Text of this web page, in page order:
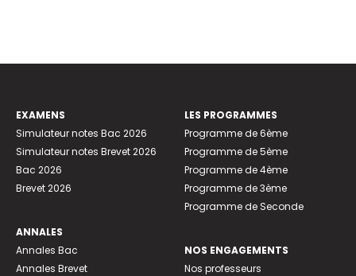
EXAMENS
Simulateur notes Bac 2026
Simulateur notes Brevet 2026
Bac 2026
Brevet 2026
ANNALES
Annales Bac
Annales Brevet
LES PROGRAMMES
Programme de 6ème
Programme de 5ème
Programme de 4ème
Programme de 3ème
Programme de Seconde
NOS ENGAGEMENTS
Nos professeurs